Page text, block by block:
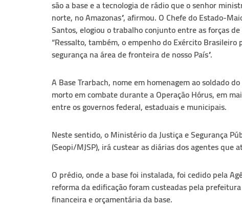
são a base e a tecnologia de rádio que o senhor
norte, no Amazonas”, afirmou. O Chefe do Estado-
Santos, elogiou o trabalho conjunto entre as forças
“Ressalto, também, o empenho do Exército
segurança na área de fronteira de nosso País”.
A Base Trarbach, nome em homenagem ao soldado
morto em combate durante a Operação Hórus, em
entre os governos federal, estaduais e municipais.
Neste sentido, o Ministério da Justiça e Segurança
(Seopi/MJSP), irá custear as diárias dos agentes que
O prédio, onde a base foi instalada, foi cedido pela
reforma da edificação foram custeadas pela
financeira e orçamentária da base.